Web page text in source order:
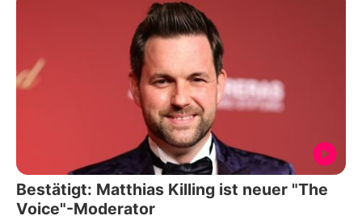
Bestätigt: Matthias Killing ist neuer "The
Voice"-Moderator